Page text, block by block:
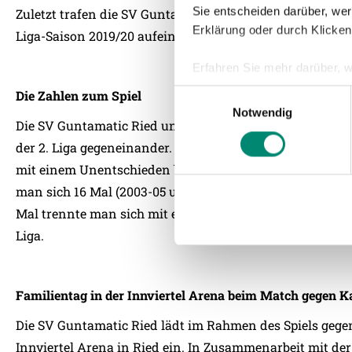
Sie entscheiden darüber,
Erklärung oder durch
Erfahren Sie mehr darüber,
Einzelheitenfest.
und die Zugriffe auf unsere
Notwendig
Zuletzt trafen die SV Guntamatic Ried und Kapfenberg
Liga-Saison 2019/20 aufeinander. Ried siegte zuhause
Die Zahlen zum Spiel
Die SV Guntamatic Ried und Kapfenberg spielten
der 2. Liga gegeneinander. 21 Spiele gewann Ried, fünf
mit einem Unentschieden bei einer Gesamttordifferenz
man sich 16 Mal (2003-05 und 2017-20) gegenüber.
Mal trennte man sich mit einem Unentschieden. 40 zu
Liga.
Familientag in der Innviertel Arena beim Match gegen
Die SV Guntamatic Ried lädt im Rahmen des Spiels
Innviertel Arena in Ried ein. In Zusammenarbeit mit